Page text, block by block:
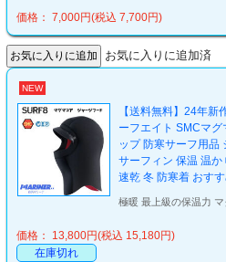
価格： 7,000円(税込 7,700円)
お気に入りに追加済
NEW
【送料無料】24年
ーフエイト SMCマ
ップ 防寒サーフ用品
サーフィン 保温 温
速乾 冬 防寒着 おす
極暖 最上級の保温力
価格： 13,800円(税込 15,180円)
在庫切れ